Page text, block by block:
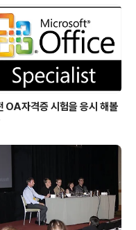
OA자격증 시험을 응시 해볼